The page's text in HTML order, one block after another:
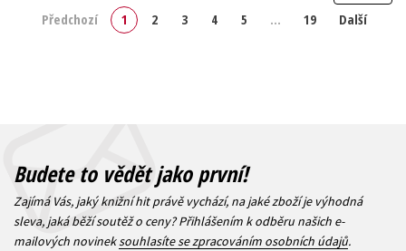
Předchozí 1 2 3 4 5 … 19 Další
Budete to vědět jako první!
Zajímá Vás, jaký knižní hit právě vychází, na jaké zboží je výhodná
sleva, jaká běží soutěž o ceny? Přihlášením k odběru našich e-
mailových novineksouhlasíte se zpracováním osobních údajů.